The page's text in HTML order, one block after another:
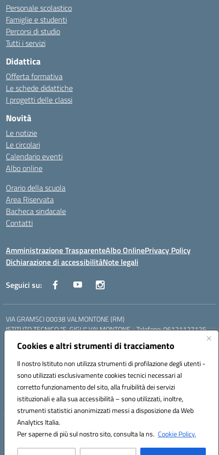
Cookies e altri strumenti di tracciamento
Il nostro Istituto non utilizza strumenti di profilazione degli utenti -
sono utilizzati esclusivamente cookies tecnici necessari al
corretto funzionamento del sito, alla fruibilità dei servizi
istituzionali e alla sua accessibilità – sono utilizzati, inoltre,
strumenti statistici anonimizzati messi a disposizione da Web
Analytics Italia.
Per saperne di più sul nostro sito, consulta la ns. Cookie Policy.
Personale scolastico
Famiglie e studenti
Percorsi di studio
Tutti i servizi
Didattica
Offerta formativa
Le schede didattiche
I progetti delle classi
Novità
Le notizie
Le circolari
Calendario eventi
Albo online
Orario della scuola
Area Riservata
Bacheca sindacale
Contatti
Amministrazione TrasparenteAlbo OnlinePrivacy Policy
Dichiarazione di accessibilitàNote legali
Seguici su:
VIA GRAMSCI 00038 VALMONTONE (RM)
ISTITUTO TECNICO "E. GIGLI" VALMONTONE - Telefono: 06121127125
06121126825
LICEO DELLE SCIENZE UMANE "P.L. NERVI" SEGNI - Telefono:
Mail: RMIS099002@istruzione.it - PEC: RMIS099002@pec.istruzione.it
Codice meccanografico: RMIS099002
Codice fiscale: 95036960581
Hosting & Powered by 3D Solution S.r.l.
Concept & Design by Designers Italia